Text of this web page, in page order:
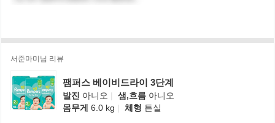
서준마미님 리뷰
팸퍼스 베이비드라이 3단계
발진 아니오 | 샘,흐름 아니오
몸무게 6.0 kg | 체형 튼실